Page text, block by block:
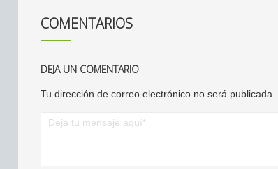
COMENTARIOS
DEJA UN COMENTARIO
Tu dirección de correo electrónico no será publicada.